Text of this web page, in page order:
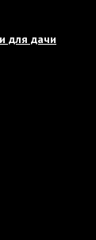
для дачи